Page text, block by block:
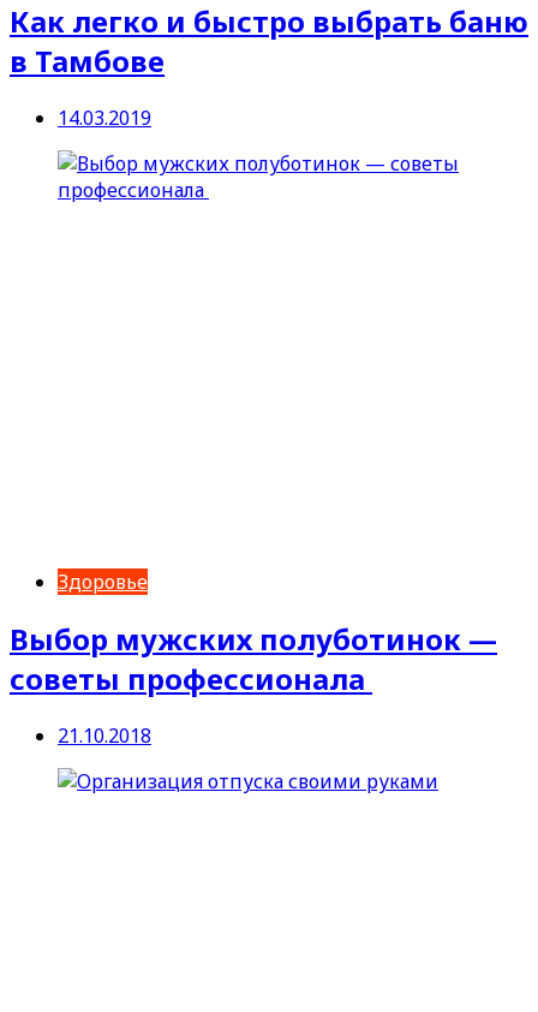
Как легко и быстро выбрать баню
в Тамбове
14.03.2019
Здоровье
Выбор мужских полуботинок —
советы профессионала
21.10.2018